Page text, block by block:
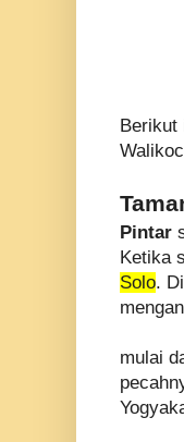
Berikut
Walikoc
Pintar
Ketika
Solo.
mulai